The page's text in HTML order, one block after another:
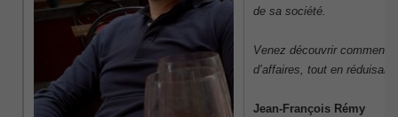
de sa société.
Venez découvrir comment
d’affaires, tout en
Jean-François Rémy